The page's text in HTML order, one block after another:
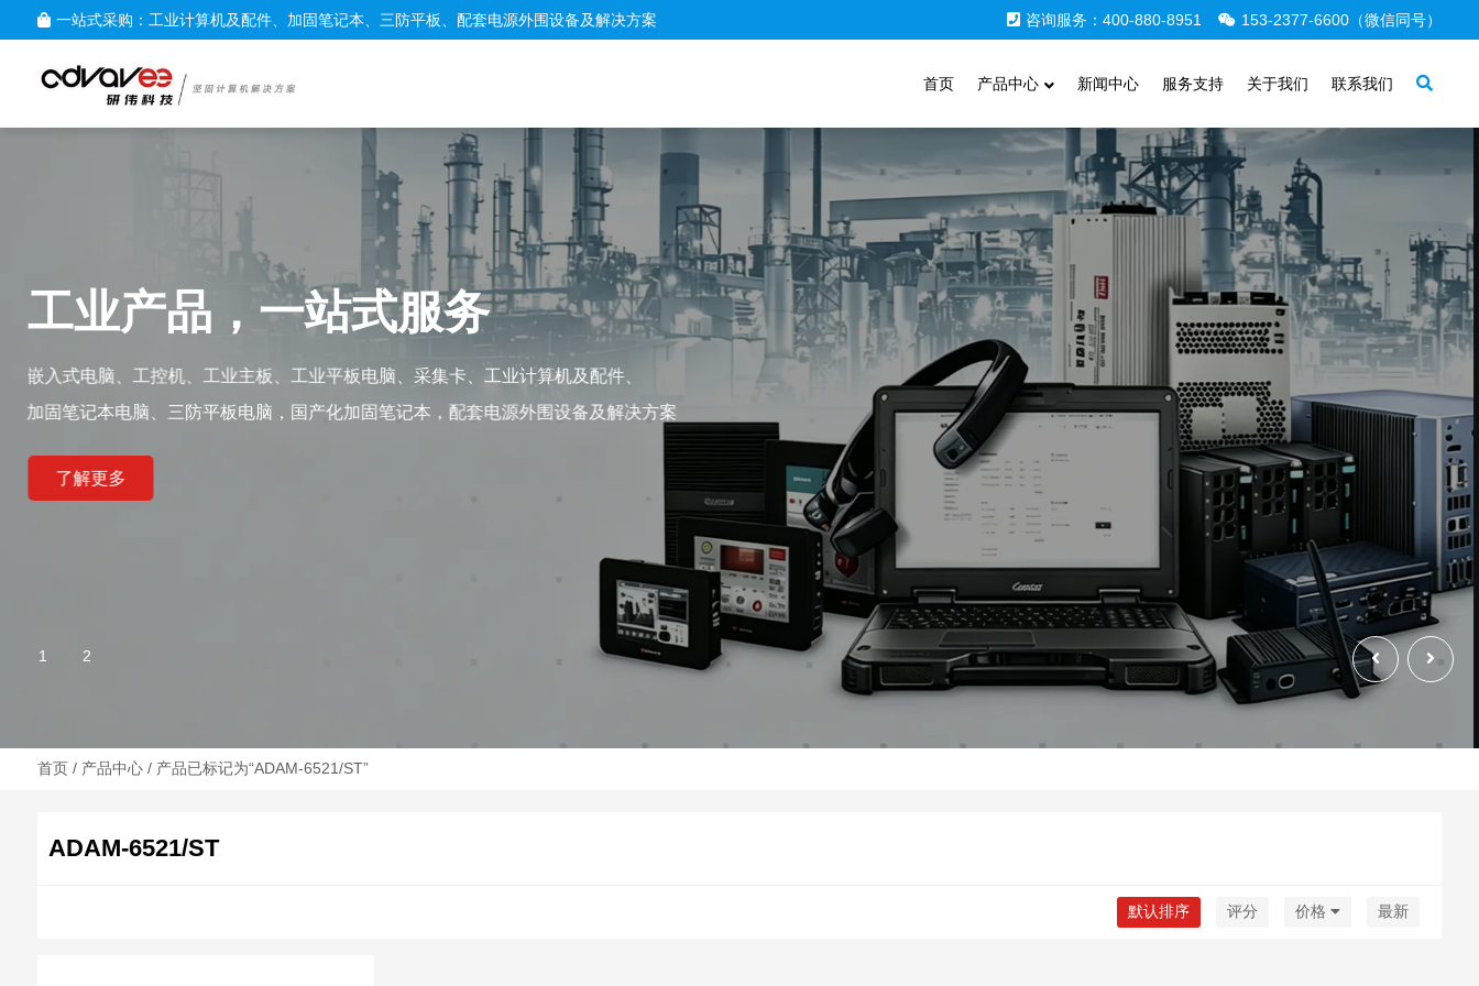
一站式采购：工业计算机及配件、加固笔记本、三防平板、配套电源外围设备及解决方案 咨询服务：400-880-8951 153-2377-6600（微信同号）
首页 产品中心 新闻中心 服务支持 关于我们 联系我们
定制服务
首页/ 产品中心/ 产品已标记为“ADAM-6521/ST”
ADAM-6521/ST
默认排序 评分 价格 最新